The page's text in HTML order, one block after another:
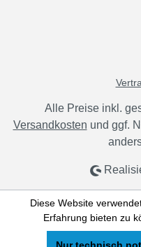
Alle Preise inkl.
Versandkosten und ggf.
Diese Website
Erfahrung bieten zu